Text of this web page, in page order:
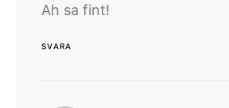
Ah sa fint!
SVARA